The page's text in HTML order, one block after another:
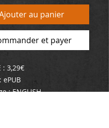
au panier
et payer
: 3,29€
ePUB
: ENGLISH